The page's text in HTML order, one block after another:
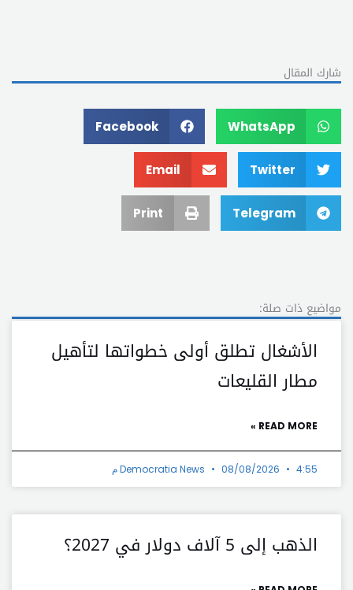
شارك المقال
WhatsApp
Facebook
Twitter
Email
Telegram
Print
مواضيع ذات صلة:
الأشغال تطلق أولى خطواتها لتأهيل
مطار القليعات
READ MORE »
Democratia News 08/08/2026 4:55 م
الذهب إلى 5 آلاف دولار في 2027؟